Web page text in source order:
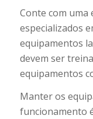
Conte com uma
especializados
equipamentos
devem ser
equipamentos
Manter os
funcionamento